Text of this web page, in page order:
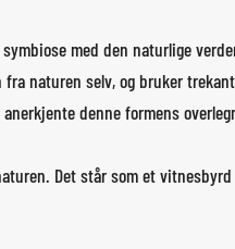
med den naturlige
naturen selv, og bruker
denne formens
Det står som et vitnesbyrd